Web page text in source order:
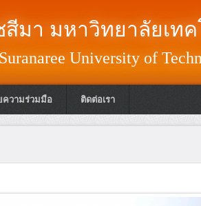
มา มหาวิทยาลัยเท
University of
ความร่วมมือ ติดต่อเรา